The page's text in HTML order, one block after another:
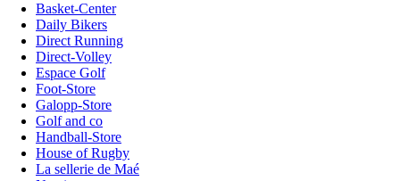
Basket-Center
Daily Bikers
Direct Running
Direct-Volley
Espace Golf
Foot-Store
Galopp-Store
Golf and co
Handball-Store
House of Rugby
La sellerie de Maé